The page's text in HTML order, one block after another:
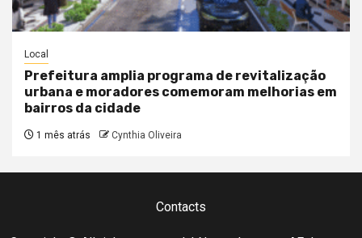
Local
Prefeitura amplia programa de revitalização
urbana e moradores comemoram melhorias em
bairros da cidade
1 mês atrás Cynthia Oliveira
Contacts